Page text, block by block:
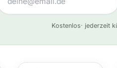
t
Kostenlos· jederzeit